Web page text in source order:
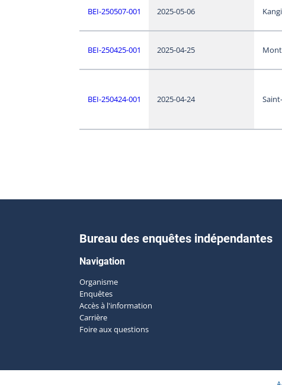
BEI-250507-001 2025-05-06
BEI-250425-001 2025-04-25
BEI-250424-001 2025-04-24
Bureau des enquêtes indépendantes
Navigation
Organisme
Enquêtes
Accès à l'information
Carrière
Foire aux questions